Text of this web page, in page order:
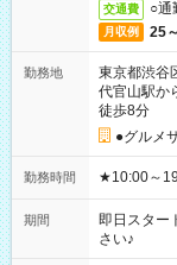
交通費 ○通
月収例 25
勤務地
東京都渋谷
代官山駅か
徒歩8分
●グルメ
勤務時間 ★10:00～
期間
即日スタ
さい♪